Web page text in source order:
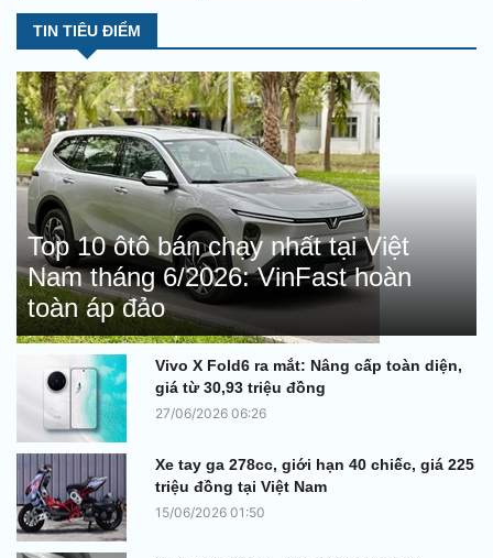
TIN TIÊU ĐIỂM
Top 10 ôtô bán chạy nhất tại Việt
Nam tháng 6/2026: VinFast hoàn
toàn áp đảo
Vivo X Fold6 ra mắt: Nâng cấp toàn diện,
giá từ 30,93 triệu đồng
27/06/2026 06:26
Xe tay ga 278cc, giới hạn 40 chiếc, giá 225
triệu đồng tại Việt Nam
15/06/2026 01:50